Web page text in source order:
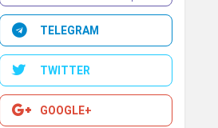
TELEGRAM
TWITTER
GOOGLE+